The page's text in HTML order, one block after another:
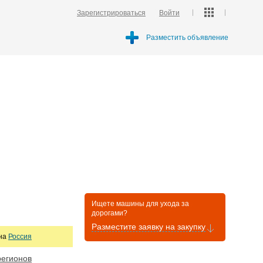
Зарегистрироваться Войти
Разместить объявление
Россия
Ищете машины для ухода за
дорогами?
Разместите заявку на закупку